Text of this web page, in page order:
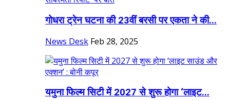
गोधरा ट्रेन घटना की 23वीं बरसी पर एकता ने की...
News Desk Feb 28, 2025
यमुना फिल्म सिटी में 2027 से शुरू होगा ‘लाइट...